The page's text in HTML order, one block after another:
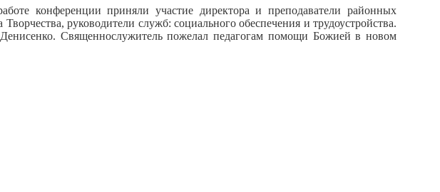
конференции приняли участие директора и преподаватели районных
руководители служб: социального обеспечения и трудоустройства.
Священнослужитель пожелал педагогам помощи Божией в новом